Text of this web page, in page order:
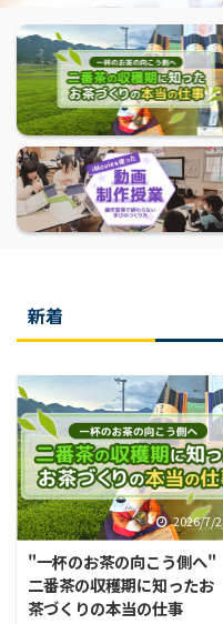
新着
2026/7/
"一杯のお茶の向こう側へ"
二番茶の収穫期に知ったお
茶づくりの本当の仕事